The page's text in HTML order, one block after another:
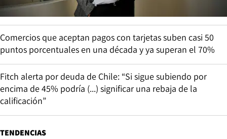
Comercios que aceptan pagos con tarjetas suben casi 50
puntos porcentuales en una década y ya superan el 70%
Fitch alerta por deuda de Chile: “Si sigue subiendo por
encima de 45% podría (...) significar una rebaja de la
calificación”
TENDENCIAS